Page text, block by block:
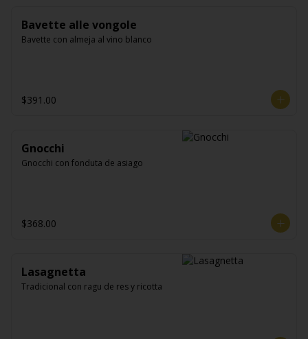
Bavette alle vongole
Bavette con almeja al vino blanco
$391.00
Gnocchi
Gnocchi con fonduta de asiago
$368.00
Lasagnetta
Tradicional con ragu de res y ricotta